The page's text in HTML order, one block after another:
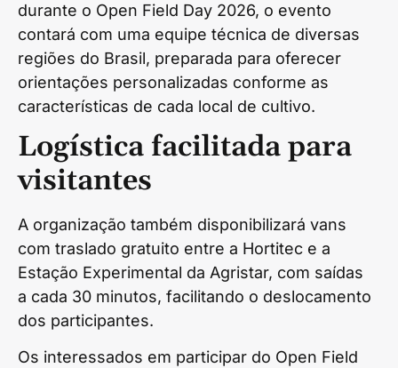
durante o Open Field Day 2026, o evento
contará com uma equipe técnica de diversas
regiões do Brasil, preparada para oferecer
orientações personalizadas conforme as
características de cada local de cultivo.
Logística facilitada para
visitantes
A organização também disponibilizará vans
com traslado gratuito entre a Hortitec e a
Estação Experimental da Agristar, com saídas
a cada 30 minutos, facilitando o deslocamento
dos participantes.
Os interessados em participar do Open Field